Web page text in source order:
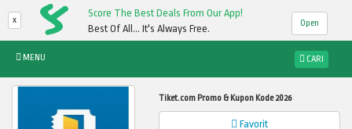
x
Score The Best Deals From Our App!
Best Of All... It's Always Free.
Open
MENU CARI
Tiket.com Promo & Kupon Kode 2026
Favorit